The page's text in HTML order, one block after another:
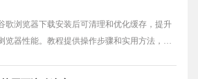
歌浏览器下载安装后可清理和优化缓存，提升
览器性能。教程提供操作步骤和实用方法，保